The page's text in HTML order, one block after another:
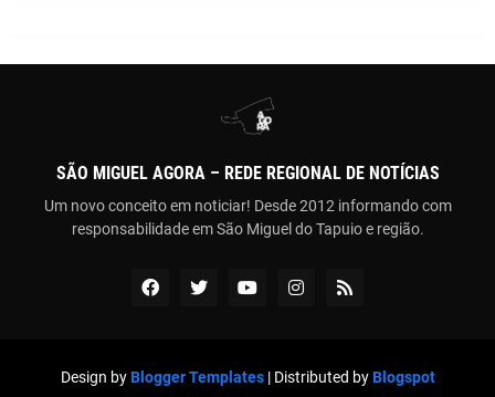
SÃO MIGUEL AGORA – REDE REGIONAL DE NOTÍCIAS
Um novo conceito em noticiar! Desde 2012 informando com
responsabilidade em São Miguel do Tapuio e região.
Design byBlogger Templates| Distributed byBlogspot